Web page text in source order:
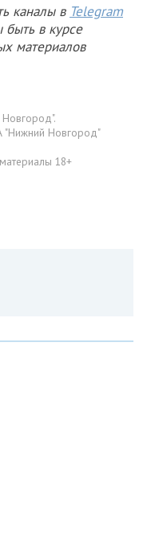
каналы в Telegram
быть в курсе
материалов
"Нижний Новгород"
18+